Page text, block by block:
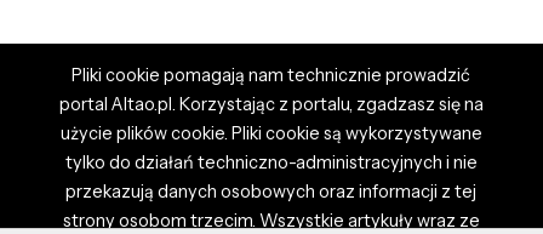
Pliki cookie pomagają nam technicznie prowadzić
portal Altao.pl. Korzystając z portalu, zgadzasz się na
użycie plików cookie. Pliki cookie są wykorzystywane
tylko do działań techniczno-administracyjnych i nie
przekazują danych osobowych oraz informacji z tej
strony osobom trzecim. Wszystkie artykuły wraz ze